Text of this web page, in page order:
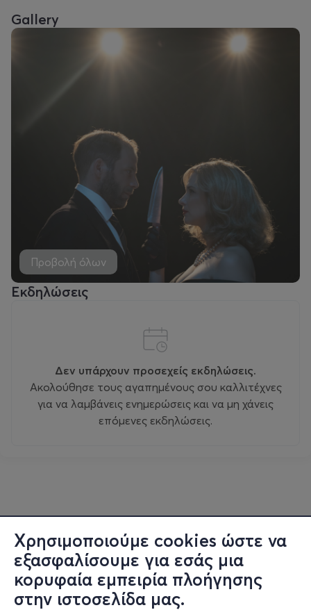
Χρησιμοποιούμε cookies ώστε να
εξασφαλίσουμε για εσάς μια
κορυφαία εμπειρία πλοήγησης
στην ιστοσελίδα μας.
Gallery
Προβολή όλων
Εκδηλώσεις
Δεν υπάρχουν προσεχείς εκδηλώσεις.
Ακολούθησε τους αγαπημένους σου καλλιτέχνες
για να λαμβάνεις ενημερώσεις και να μη χάνεις
επόμενες εκδηλώσεις.